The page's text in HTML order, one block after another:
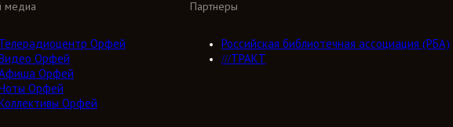
медиа
Телерадиоцентр Орфей
Видео Орфей
Орфей
Ноты Орфей
Коллективы Орфей
Партнеры
Российская библиотечная ассоциация (РБА)
///ТРАКТ